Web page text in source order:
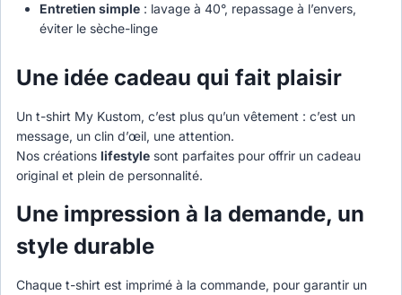
Entretien simple: lavage à 40°, repassage à l’envers,
éviter le sèche-linge
Une idée cadeau qui fait plaisir
Un t-shirt My Kustom, c’est plus qu’un vêtement : c’est un
message, un clin d’œil, une attention.
Nos créations lifestyle sont parfaites pour offrir un cadeau
original et plein de personnalité.
Une impression à la demande, un
style durable
Chaque t-shirt est imprimé à la commande, pour garantir un